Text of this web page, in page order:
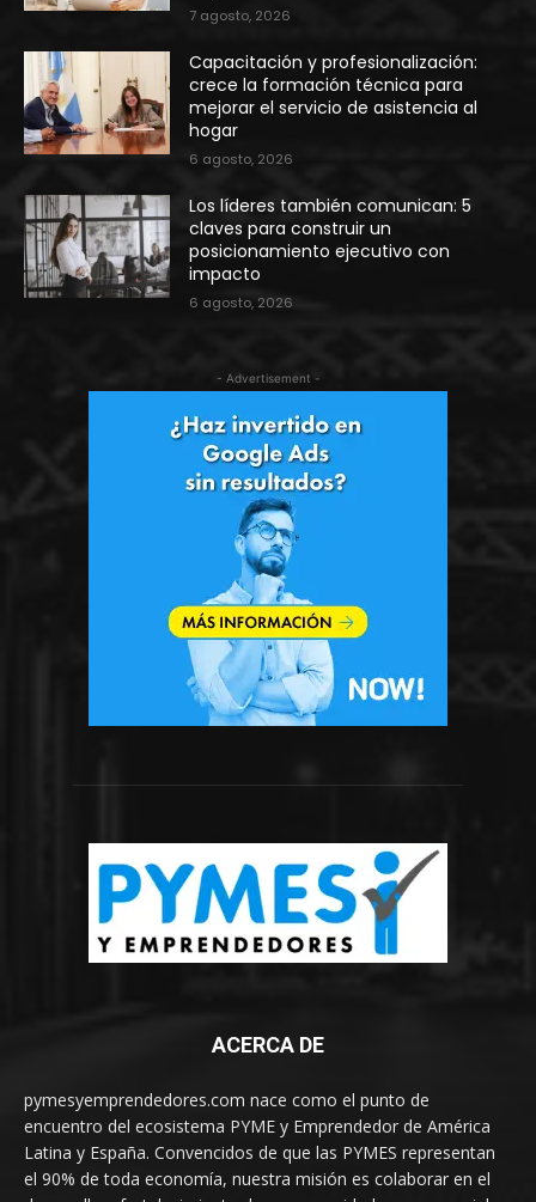
7 agosto, 2026
Capacitación y profesionalización:
crece la formación técnica para
mejorar el servicio de asistencia al
hogar
6 agosto, 2026
Los líderes también comunican: 5
claves para construir un
posicionamiento ejecutivo con
impacto
6 agosto, 2026
- Advertisement -
ACERCA DE
pymesyemprendedores.com nace como el punto de
encuentro del ecosistema PYME y Emprendedor de América
Latina y España. Convencidos de que las PYMES representan
el 90% de toda economía, nuestra misión es colaborar en el